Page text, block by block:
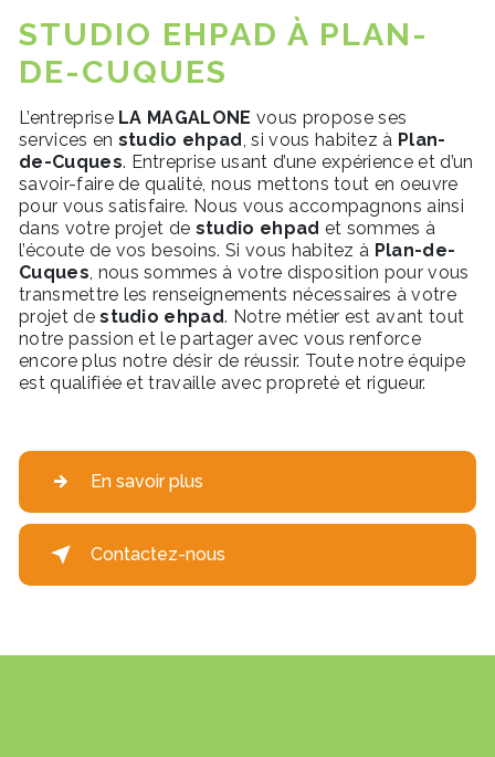
STUDIO EHPAD À PLAN-
DE-CUQUES
L’entreprise LA MAGALONE vous propose ses
services en studio ehpad, si vous habitez à Plan-
de-Cuques. Entreprise usant d’une expérience et d’un
savoir-faire de qualité, nous mettons tout en oeuvre
pour vous satisfaire. Nous vous accompagnons ainsi
dans votre projet de studio ehpad et sommes à
l’écoute de vos besoins. Si vous habitez à Plan-de-
Cuques, nous sommes à votre disposition pour vous
transmettre les renseignements nécessaires à votre
projet destudio ehpad. Notre métier est avant tout
notre passion et le partager avec vous renforce
encore plus notre désir de réussir. Toute notre équipe
est qualifiée et travaille avec propreté et rigueur.
En savoir plus
Contactez-nous